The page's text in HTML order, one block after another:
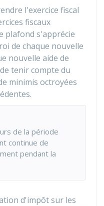
l'exercice fiscal
fiscaux
plafond s'apprécie
de chaque nouvelle
nouvelle aide de
tenir compte du
minimis octroyées
de la période
continue de
pendant la
d'impôt sur les